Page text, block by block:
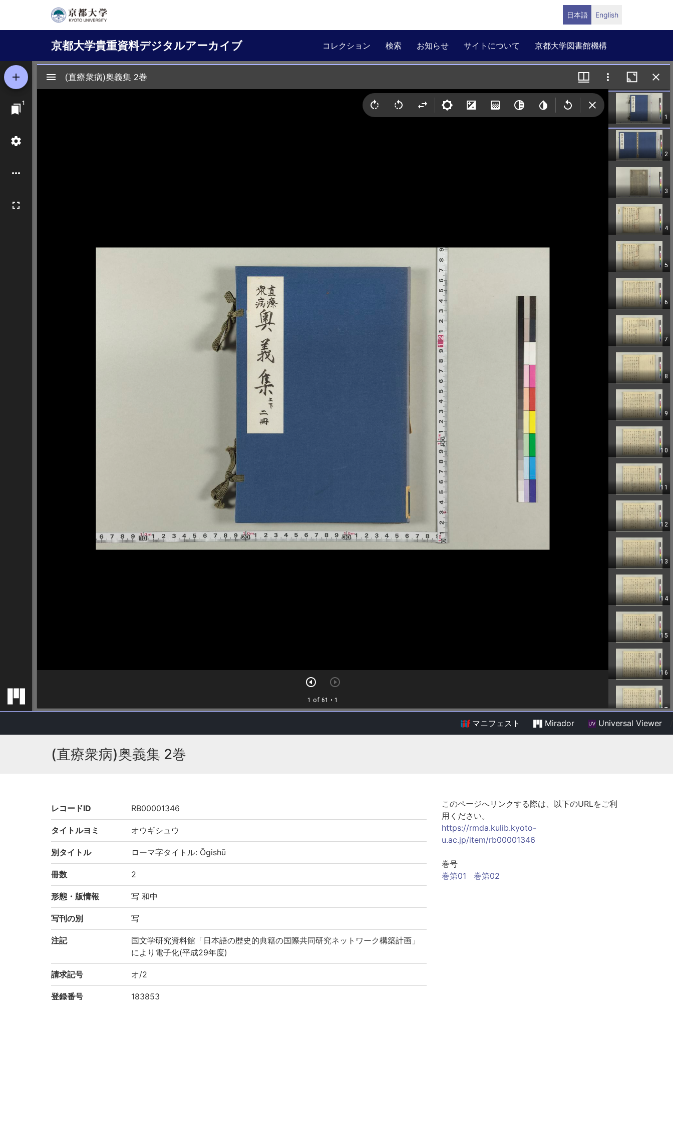
ン
テ
ン
日本語 English
京都大学貴重資料デジタルアーカイブ
Main
navigation
コレクション 検索 お知らせ サイトについて 京都大学図書館機構
マニフェスト Mirador Universal Viewer
(直療衆病)奥義集 2巻
レコードID RB00001346
タイトルヨミ オウギシュウ
別タイトル ローマ字タイトル: Ōgishū
冊数 2
形態・版情報 写 和中
写刊の別 写
注記
国文学研究資料館「日本語の歴史的典籍の国際共同研究ネットワーク構築計画」
により電子化(平成29年度)
請求記号 オ/2
登録番号 183853
このページへリンクする際は、以下のURLをご利
用ください。
https://rmda.kulib.kyoto-
u.ac.jp/item/rb00001346
巻号
巻第01
巻第02